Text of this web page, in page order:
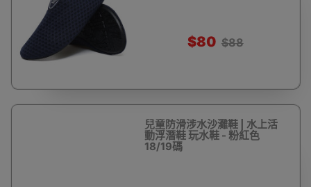
$80 $88
兒童防滑涉水沙灘鞋 | 水上活
動浮潛鞋 玩水鞋 - 粉紅色
18/19碼